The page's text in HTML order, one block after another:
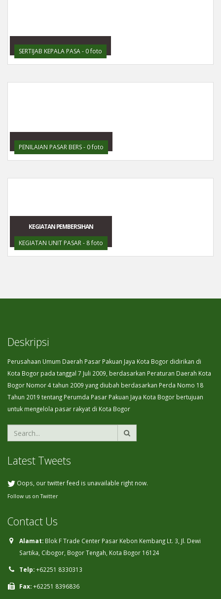
SERTIJAB KEPALA PASA - 0 foto
PENILAIAN PASAR BERS - 0 foto
KEGIATAN PEMBERSIHAN
KEGIATAN UNIT PASAR - 8 foto
Deskripsi
Perusahaan Umum Daerah Pasar Pakuan Jaya Kota Bogor didirikan di
Kota Bogor pada tanggal 7 Juli 2009, berdasarkan Peraturan Daerah Kota
Bogor Nomor 4 tahun 2009 yang diubah berdasarkan Perda Nomo 18
Tahun 2019 tentang Perumda Pasar Pakuan Jaya Kota Bogor bertujuan
untuk mengelola pasar rakyat di Kota Bogor
Latest Tweets
Oops, our twitter feed is unavailable right now.
Follow us on Twitter
Contact Us
Alamat: Blok F Trade Center Pasar Kebon Kembang Lt. 3, Jl. Dewi
Sartika, Cibogor, Bogor Tengah, Kota Bogor 16124
Telp:+62251 8330313
Fax:+62251 8396836